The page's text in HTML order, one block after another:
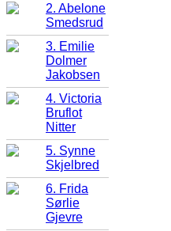
2. Abelone
Smedsrud
3. Emilie
Dolmer
Jakobsen
4. Victoria
Bruflot
Nitter
5. Synne
Skjelbred
6. Frida
Sørlie
Gjevre